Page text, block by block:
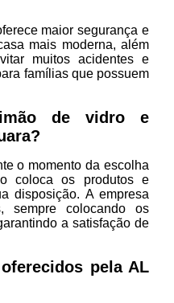
maior segurança e
mais moderna, além
muitos acidentes e
famílias que possuem
de vidro e
o momento da escolha
coloca os produtos e
disposição. A empresa
sempre colocando os
a satisfação de
pela AL